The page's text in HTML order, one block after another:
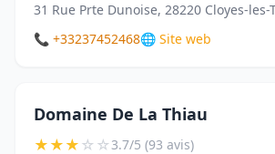
31 Rue Prte Dunoise, 28220 Cloyes-les-
📞 +33237452468🌐 Site web
Domaine De La Thiau
★★★☆☆3.7/5 (93 avis)